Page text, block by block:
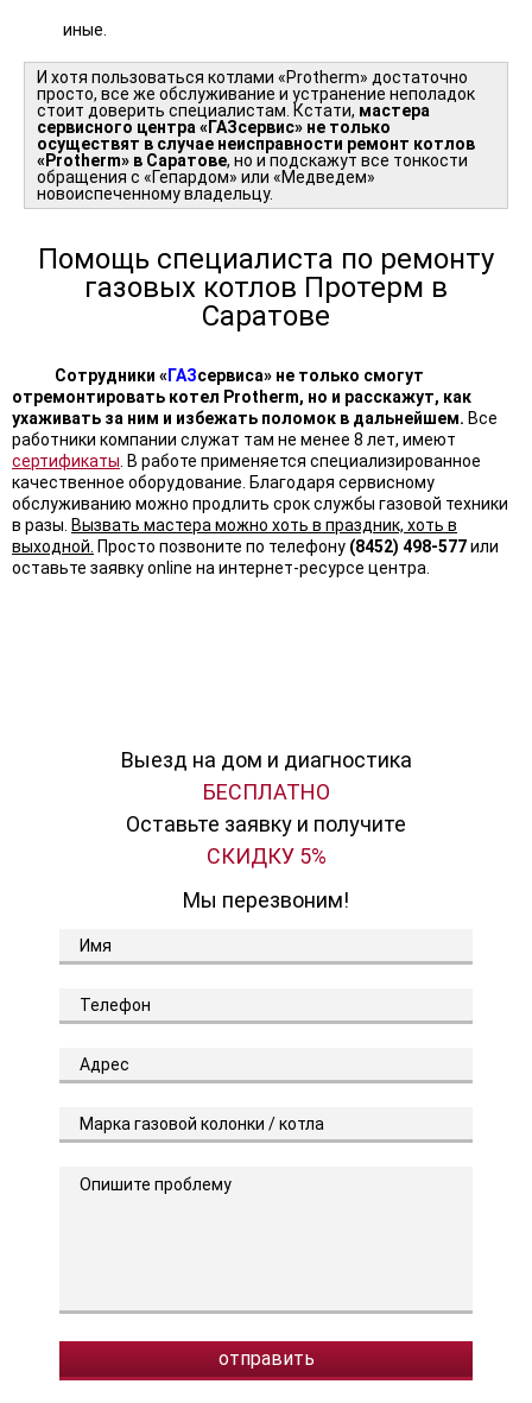
иные.
И хотя пользоваться котлами «Protherm» достаточно
просто, все же обслуживание и устранение неполадок
стоит доверить специалистам. Кстати, мастера
сервисного центра «ГАЗсервис» не только
осуществят в случае неисправности ремонт котлов
«Protherm» в Саратове, но и подскажут все тонкости
обращения с «Гепардом» или «Медведем»
новоиспеченному владельцу.
Помощь специалиста по ремонту
газовых котлов Протерм в
Саратове
Сотрудники «ГАЗсервиса» не только смогут
отремонтировать котел Protherm, но и расскажут, как
ухаживать за ним и избежать поломок в дальнейшем. Все
работники компании служат там не менее 8 лет, имеют
сертификаты . В работе применяется специализированное
качественное оборудование. Благодаря сервисному
обслуживанию можно продлить срок службы газовой техники
в разы. Вызвать мастера можно хоть в праздник, хоть в
выходной. Просто позвоните по телефону (8452) 498-577или
оставьте заявку online на интернет-ресурсе центра.
Выезд на дом и диагностика
БЕСПЛАТНО
Оставьте заявку и получите
СКИДКУ 5%
Мы перезвоним!